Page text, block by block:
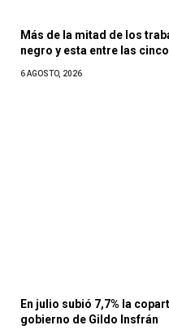
Más de la mitad de los
negro y esta entre las
6 AGOSTO, 2026
En julio subió 7,7% la
gobierno de Gildo Insfrán